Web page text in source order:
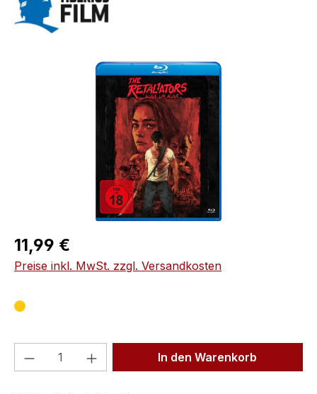
Bildergalerie überspringen
Regulärer Preis:
11,99 €
Preise inkl. MwSt. zzgl. Versandkosten
Produkt Anzahl: Gib denIn den Warenkorb